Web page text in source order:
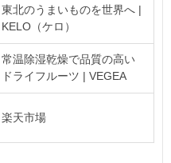
東北のうまいものを世界へ |
KELO（ケロ）
常温除湿乾燥で品質の高い
ドライフルーツ | VEGEA
楽天市場